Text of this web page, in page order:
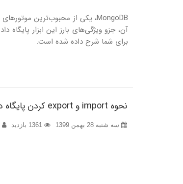
برای شما شرح داده شده است.
نحوه import و export کردن پایگاه داده MongoDB در اوبونتو 20.04
سه شنبه 28 بهمن 1399